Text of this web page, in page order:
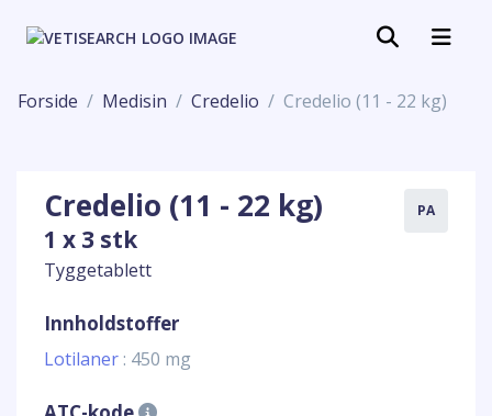
Forside Medisin Credelio Credelio (11 - 22 kg)
Credelio (11 - 22 kg)
1 x 3 stk
Tyggetablett
PA
Innholdstoffer
Lotilaner : 450 mg